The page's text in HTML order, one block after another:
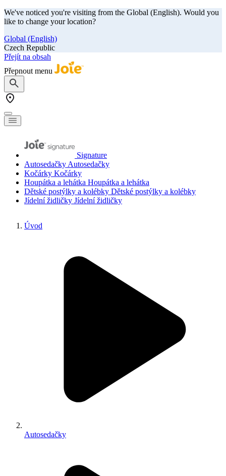
We've noticed you're visiting from the Global (English). Would you
like to change your location?
Global (English)
Czech Republic
Přejít na obsah
Přepnout menu
Signature
Autosedačky Autosedačky
Kočárky Kočárky
Houpátka a lehátka Houpátka a lehátka
Dětské postýlky a kolébky Dětské postýlky a kolébky
Jídelní židličky Jídelní židličky
Úvod
Autosedačky